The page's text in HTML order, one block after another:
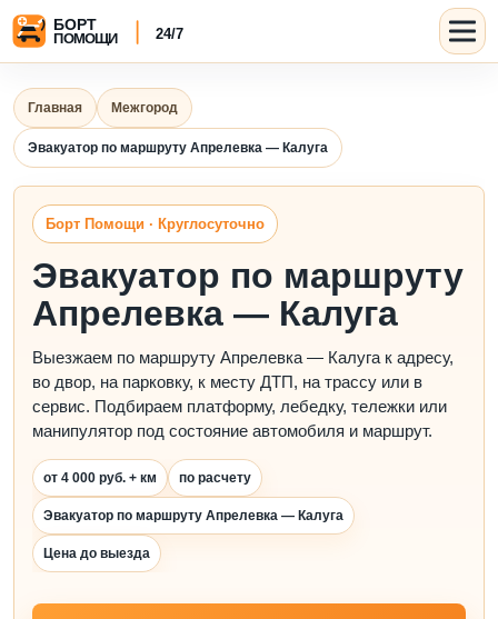
Главная Межгород
Эвакуатор по маршруту Апрелевка — Калуга
Борт Помощи · Круглосуточно
Эвакуатор по маршруту
Апрелевка — Калуга
Выезжаем по маршруту Апрелевка — Калуга к адресу,
во двор, на парковку, к месту ДТП, на трассу или в
сервис. Подбираем платформу, лебедку, тележки или
манипулятор под состояние автомобиля и маршрут.
от 4 000 руб. + км по расчету
Эвакуатор по маршруту Апрелевка — Калуга
Цена до выезда